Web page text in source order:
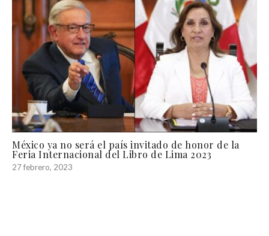
México ya no será el país invitado de honor de la
Feria Internacional del Libro de Lima 2023
27 febrero, 2023